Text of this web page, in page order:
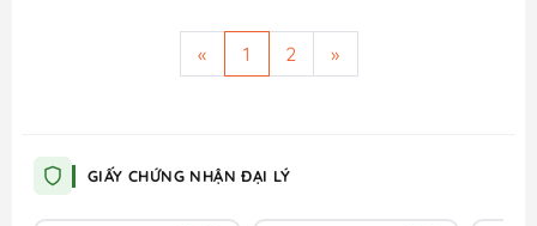
« 1 2 »
GIẤY CHỨNG NHẬN ĐẠI LÝ